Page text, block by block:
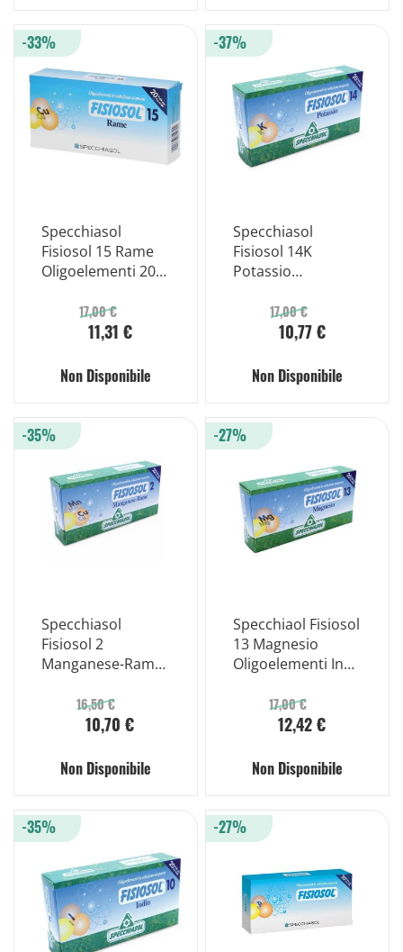
Specchiasol
Fisiosol 15 Rame
Oligoelementi 20
17,00 €
11,31 €
-33%
Non Disponibile
Specchiasol
Fisiosol 14K
Potassio
17,00 €
10,77 €
-37%
Non Disponibile
Specchiasol
Fisiosol 2
Manganese-Rame
16,50 €
10,70 €
-35%
Non Disponibile
Specchiaol Fisiosol
13 Magnesio
Oligoelementi In
Acquosa 20 Fiale
17,00 €
12,42 €
-27%
Non Disponibile
-35% -27%